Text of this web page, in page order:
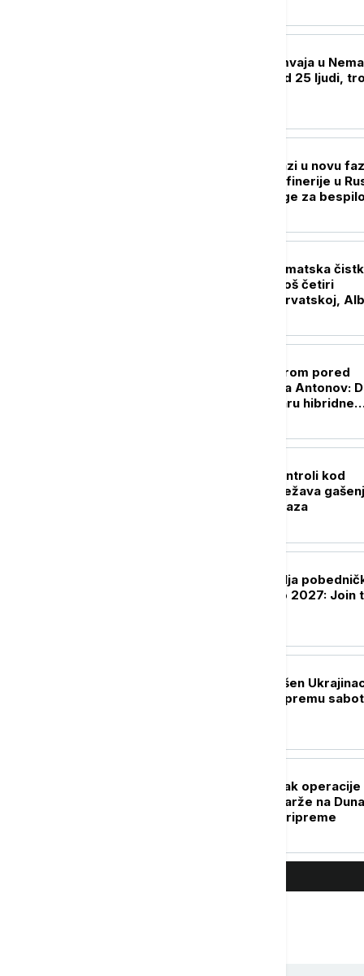
U sudaru dva tramvaja u
povređeno više od 25 ljudi,
Rat dronovima ulazi u novu
Ukrajina napala rafinerije u
Putin formira snage za
Nastavlja se diplomatska
Zelenski smenio još četiri
ambasadora - u Hrvatskoj,
Dron sa detonatorom pored
ukrajinskog aviona Antonov:
Lajpcig bio na udaru hibridne
Požar izmakao kontroli kod
Trebinja: Vetar otežava
ugrožena važna baza
Austrija predstavlja
projekat za Ekspo 2027: Join
U Nemačkoj uhapšen
osumnjičen za pripremu
U Rumuniji nastavak operacije
potapanja četiri barže na
vrše se završne pripreme